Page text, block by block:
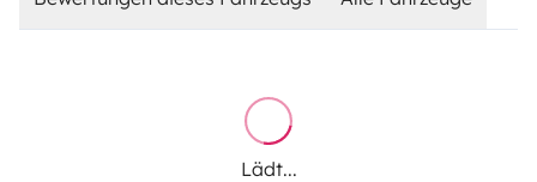
Lädt...